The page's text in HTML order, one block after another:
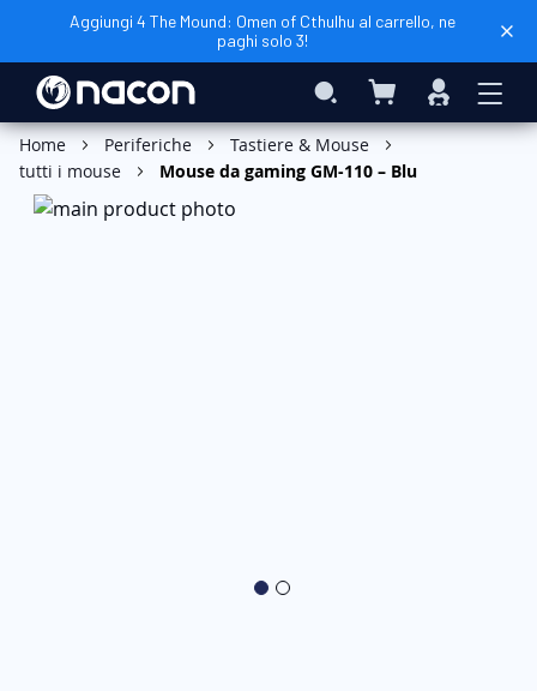
Aggiungi 4 The Mound: Omen of Cthulhu al carrello, ne
paghi solo 3!
Search Carrello Accedi
Aggiungi al Carrello
Home Periferiche
Tastiere & Mouse
tutti i mouse
Mouse da gaming GM-110 – Blu
Vai